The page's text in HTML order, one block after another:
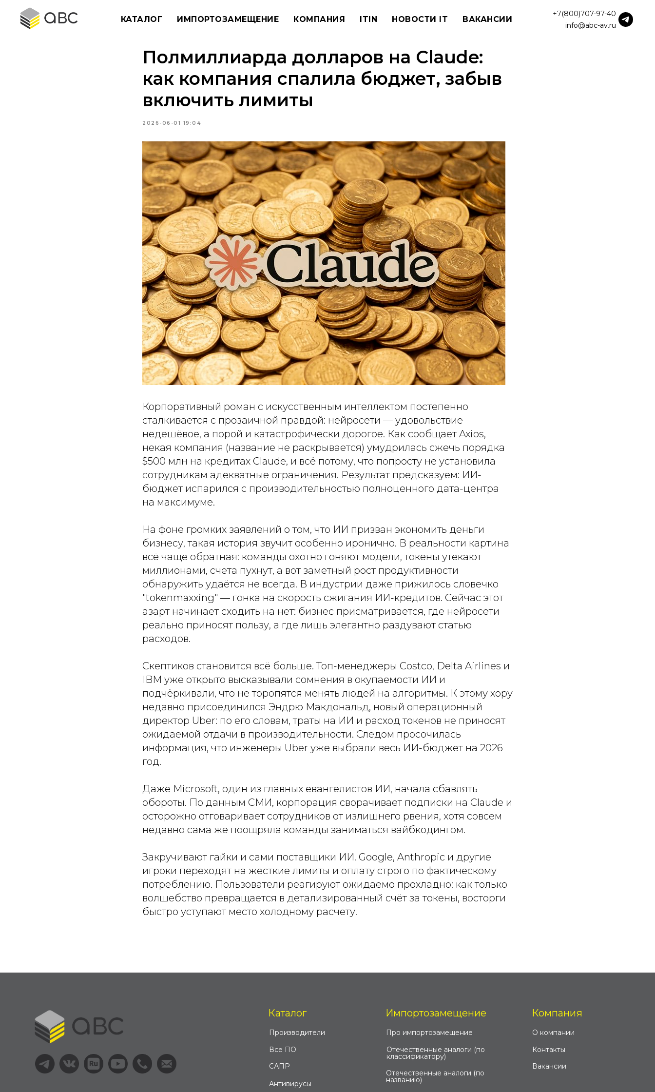
КАТАЛОГ ИМПОРТОЗАМЕЩЕНИЕ КОМПАНИЯ ITIN НОВОСТИ IT ВАКАНСИИ
+7(800)707-97-40
info@abc-av.ru
Полмиллиарда долларов на Claude:
как компания спалила бюджет, забыв
включить лимиты
2026-06-01 19:04
Корпоративный роман с искусственным интеллектом постепенно
сталкивается с прозаичной правдой: нейросети — удовольствие
недешёвое, а порой и катастрофически дорогое. Как сообщает Axios,
некая компания (название не раскрывается) умудрилась сжечь порядка
$500 млн на кредитах Claude, и всё потому, что попросту не установила
сотрудникам адекватные ограничения. Результат предсказуем: ИИ-
бюджет испарился с производительностью полноценного дата-центра
на максимуме.
На фоне громких заявлений о том, что ИИ призван экономить деньги
бизнесу, такая история звучит особенно иронично. В реальности картина
всё чаще обратная: команды охотно гоняют модели, токены утекают
миллионами, счета пухнут, а вот заметный рост продуктивности
обнаружить удаётся не всегда. В индустрии даже прижилось словечко
"tokenmaxxing" — гонка на скорость сжигания ИИ-кредитов. Сейчас этот
азарт начинает сходить на нет: бизнес присматривается, где нейросети
реально приносят пользу, а где лишь элегантно раздувают статью
расходов.
Скептиков становится всё больше. Топ-менеджеры Costco, Delta Airlines и
IBM уже открыто высказывали сомнения в окупаемости ИИ и
подчёркивали, что не торопятся менять людей на алгоритмы. К этому хору
недавно присоединился Эндрю Макдональд, новый операционный
директор Uber: по его словам, траты на ИИ и расход токенов не приносят
ожидаемой отдачи в производительности. Следом просочилась
информация, что инженеры Uber уже выбрали весь ИИ-бюджет на 2026
год.
Даже Microsoft, один из главных евангелистов ИИ, начала сбавлять
обороты. По данным СМИ, корпорация сворачивает подписки на Claude и
осторожно отговаривает сотрудников от излишнего рвения, хотя совсем
недавно сама же поощряла команды заниматься вайбкодингом.
Закручивают гайки и сами поставщики ИИ. Google, Anthropic и другие
игроки переходят на жёсткие лимиты и оплату строго по фактическому
потреблению. Пользователи реагируют ожидаемо прохладно: как только
волшебство превращается в детализированный счёт за токены, восторги
быстро уступают место холодному расчёту.
Все ПО
Производители
Антивирусы
Каталог
САПР
Отечественные аналоги (по
названию)
Про импортозамещение
Импортозамещение
Отечественные аналоги (по
классификатору)
Контакты
О компании
Компания
Вакансии